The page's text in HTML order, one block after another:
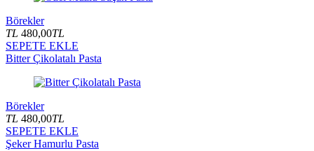
Börekler
TL 480,00TL
SEPETE EKLE
Bitter Çikolatalı Pasta
Börekler
TL 480,00TL
SEPETE EKLE
Şeker Hamurlu Pasta